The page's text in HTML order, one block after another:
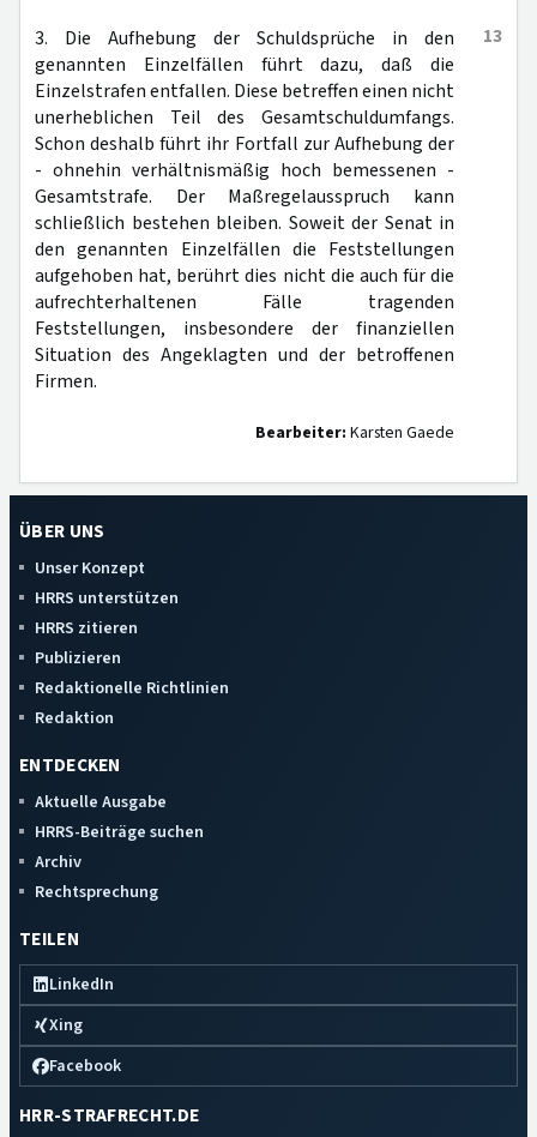
13
3. Die Aufhebung der Schuldsprüche in den
genannten Einzelfällen führt dazu, daß die
Einzelstrafen entfallen. Diese betreffen einen nicht
unerheblichen Teil des Gesamtschuldumfangs.
Schon deshalb führt ihr Fortfall zur Aufhebung der
- ohnehin verhältnismäßig hoch bemessenen -
Gesamtstrafe. Der Maßregelausspruch kann
schließlich bestehen bleiben. Soweit der Senat in
den genannten Einzelfällen die Feststellungen
aufgehoben hat, berührt dies nicht die auch für die
aufrechterhaltenen Fälle tragenden
Feststellungen, insbesondere der finanziellen
Situation des Angeklagten und der betroffenen
Firmen.
Bearbeiter: Karsten Gaede
ÜBER UNS
Unser Konzept
HRRS unterstützen
HRRS zitieren
Publizieren
Redaktionelle Richtlinien
Redaktion
ENTDECKEN
Aktuelle Ausgabe
HRRS-Beiträge suchen
Archiv
Rechtsprechung
TEILEN
LinkedIn
Xing
Facebook
HRR-STRAFRECHT.DE